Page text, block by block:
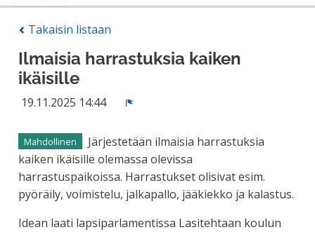
Takaisin listaan
Ilmaisia harrastuksia kaiken
ikäisille
19.11.2025 14:44
Mahdollinen
Järjestetään ilmaisia harrastuksia
kaiken ikäisille olemassa olevissa
harrastuspaikoissa. Harrastukset olisivat esim.
pyöräily, voimistelu, jalkapallo, jääkiekko ja kalastus.
Idean laati lapsiparlamentissa Lasitehtaan koulun